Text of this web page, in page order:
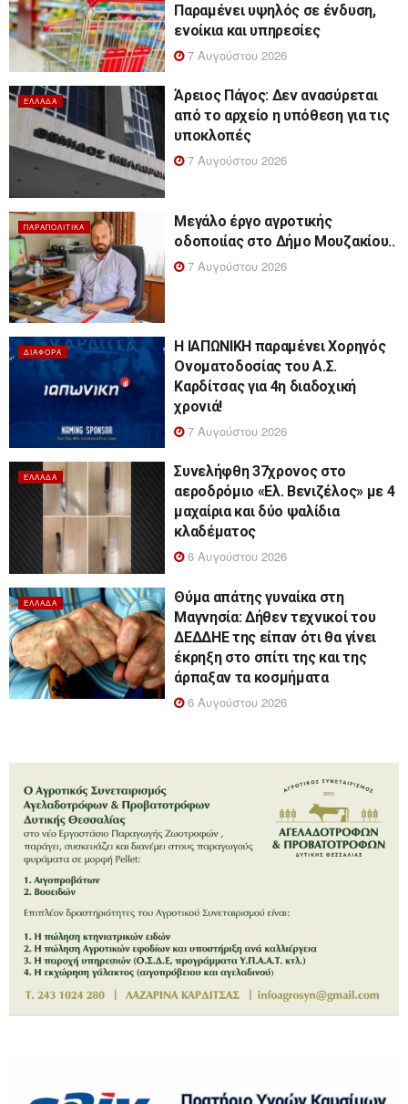
Παραμένει υψηλός σε ένδυση,
ενοίκια και υπηρεσίες
7 Αυγούστου 2026
ΕΛΛΆΔΑ
Άρειος Πάγος: Δεν ανασύρεται
από το αρχείο η υπόθεση για τις
υποκλοπές
7 Αυγούστου 2026
ΠΑΡΑΠΟΛΙΤΙΚΆ
Μεγάλο έργο αγροτικής
οδοποιίας στο Δήμο Μουζακίου..
7 Αυγούστου 2026
ΔΙΆΦΟΡΑ
Η ΙΑΠΩΝΙΚΗ παραμένει Χορηγός
Ονοματοδοσίας του Α.Σ.
Καρδίτσας για 4η διαδοχική
χρονιά!
7 Αυγούστου 2026
ΕΛΛΆΔΑ
Συνελήφθη 37χρονος στο
αεροδρόμιο «Ελ. Βενιζέλος» με 4
μαχαίρια και δύο ψαλίδια
κλαδέματος
6 Αυγούστου 2026
ΕΛΛΆΔΑ
Θύμα απάτης γυναίκα στη
Μαγνησία: Δήθεν τεχνικοί του
ΔΕΔΔΗΕ της είπαν ότι θα γίνει
έκρηξη στο σπίτι της και της
άρπαξαν τα κοσμήματα
6 Αυγούστου 2026